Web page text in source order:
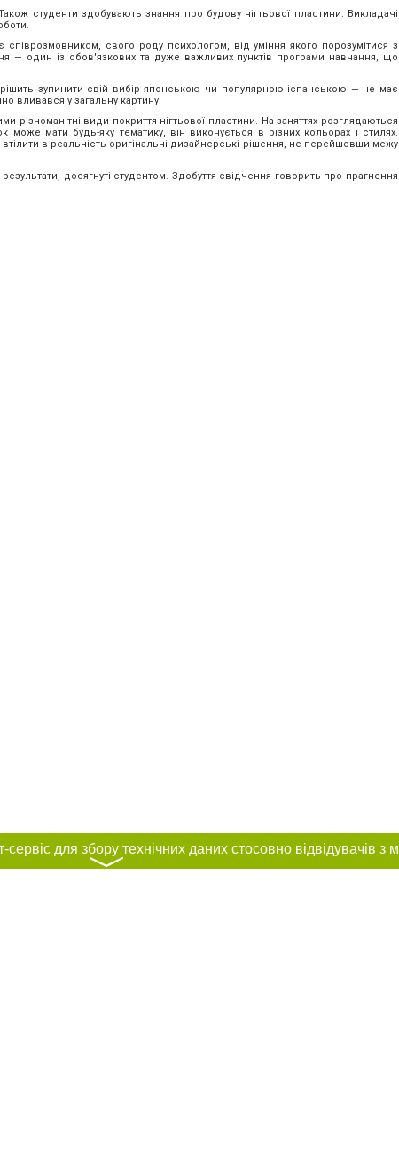
студенти здобувають знання про будову нігтьової пластини. Викладачі
свого роду психологом, від уміння якого порозумітися з
— один із обов'язкових та дуже важливих пунктів програми навчання, що
зупинити свій вибір японською чи популярною іспанською — не має
вливався у загальну картину.
різноманітні види покриття нігтьової пластини. На заняттях розглядаються
мати будь-яку тематику, він виконується в різних кольорах і стилях.
в реальність оригінальні дизайнерські рішення, не перейшовши межу
досягнуті студентом. Здобуття свідчення говорить про прагнення
〉